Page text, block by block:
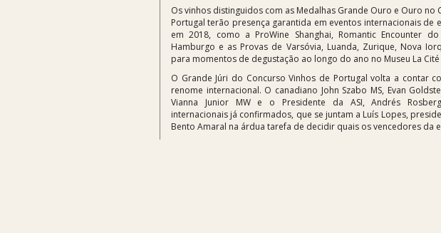
Os vinhos distinguidos com as Medalhas Grande Ouro e Ouro no
Portugal terão presença garantida em eventos internacionais de
em 2018, como a ProWine Shanghai, Romantic Encounter
Hamburgo e as Provas de Varsóvia, Luanda, Zurique, Nova
para momentos de degustação ao longo do ano no Museu La Cité
O Grande Júri do Concurso Vinhos de Portugal volta a contar
renome internacional. O canadiano John Szabo MS, Evan
Vianna Junior MW e o Presidente da ASI, Andrés
internacionais já confirmados, que se juntam a Luís Lopes,
Bento Amaral na árdua tarefa de decidir quais os vencedores da